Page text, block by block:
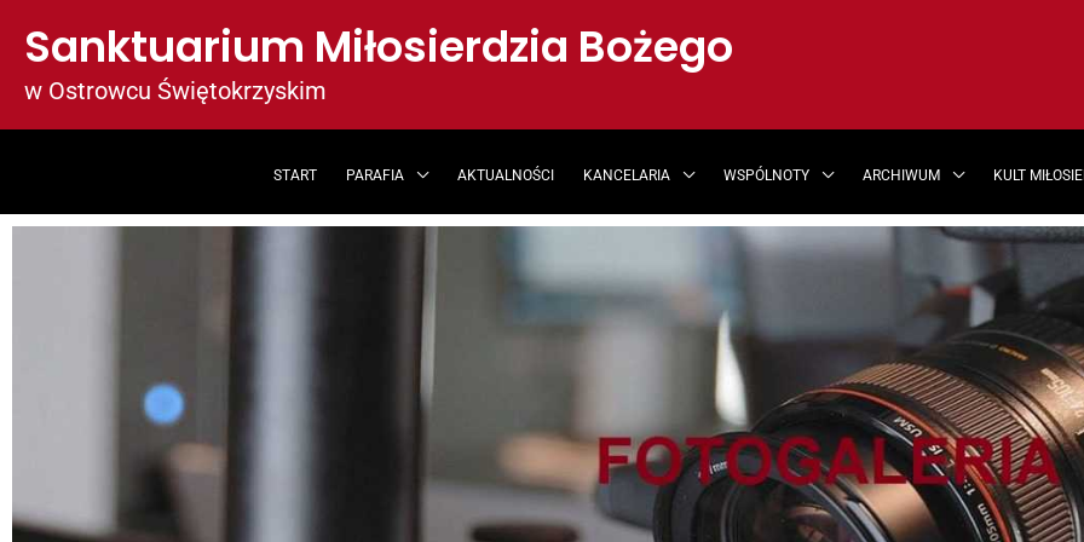
treści
Sanktuarium Miłosierdzia Bożego
w Ostrowcu Świętokrzyskim
START PARAFIA AKTUALNOŚCI KANCELARIA WSPÓLNOTY ARCHIWUM KULT